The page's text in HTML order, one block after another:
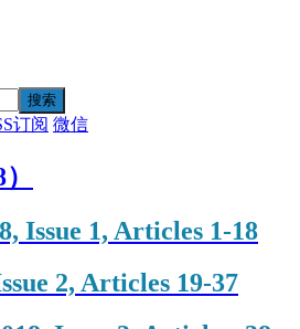
订阅 微信
Issue 1, Articles 1-18
2, Articles 19-37